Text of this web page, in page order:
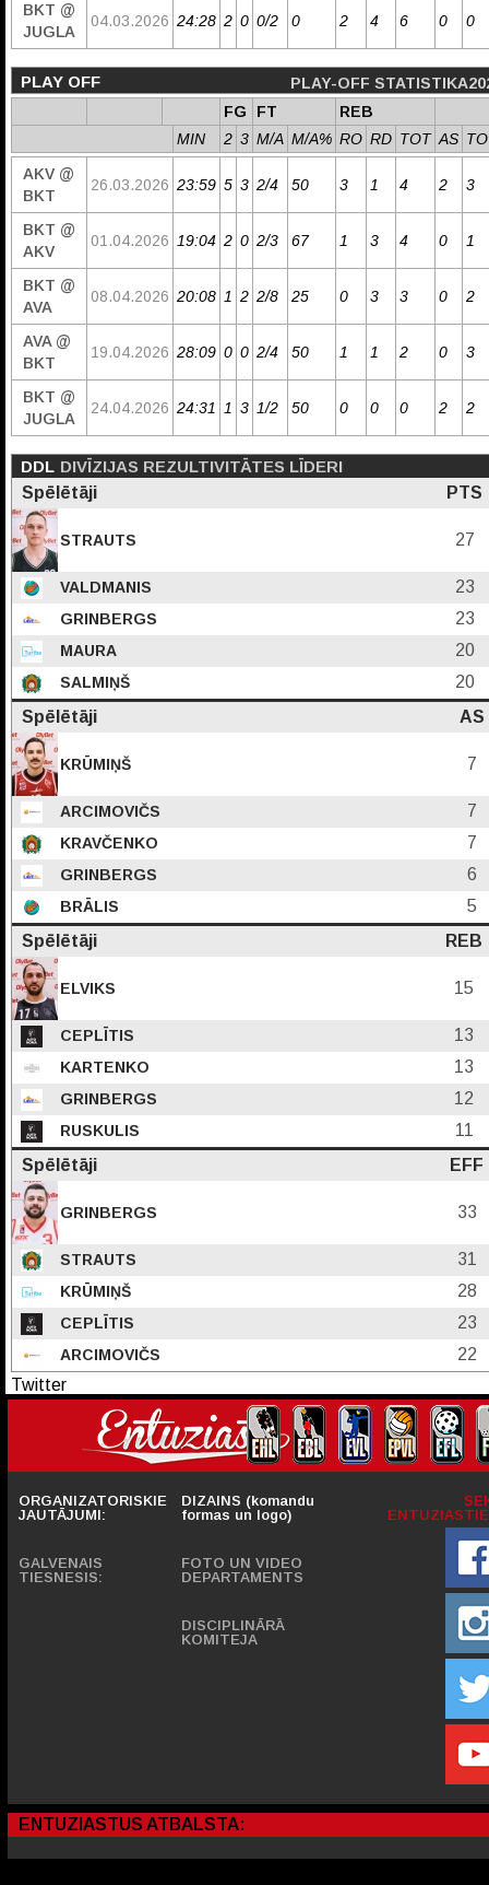
BKT @
JUGLA
04.03.2026 24:28 2 0 0/2 0 2 4 6 0 0
PLAY OFF
PLAY-OFF
FG
FT
REB
MIN
2 3 M/A M/A% RO RD TOT AS TO
AKV @
BKT
26.03.2026 23:59 5 3 2/4 50 3 1 4 2 3
BKT @
AKV
01.04.2026 19:04 2 0 2/3 67 1 3 4 0 1
BKT @
AVA
08.04.2026 20:08 1 2 2/8 25 0 3 3 0 2
AVA @
BKT
19.04.2026 28:09 0 0 2/4 50 1 1 2 0 3
BKT @
JUGLA
24.04.2026 24:31 1 3 1/2 50 0 0 0 2 2
DDL DIVĪZIJAS REZULTIVITĀTES LĪDERI
Spēlētāji
PTS
STRAUTS 27
VALDMANIS 23
GRINBERGS 23
MAURA 20
SALMIŅŠ
20
Spēlētāji
AS
KRŪMIŅŠ 7
ARCIMOVIČS 7
KRAVČENKO 7
GRINBERGS 6
BRĀLIS
5
Spēlētāji
REB
ELVIKS 15
CEPLĪTIS 13
KARTENKO 13
GRINBERGS 12
RUSKULIS
11
Spēlētāji
EFF
GRINBERGS 33
STRAUTS 31
KRŪMIŅŠ 28
CEPLĪTIS 23
ARCIMOVIČS
22
Twitter
ORGANIZATORISKIE
JAUTĀJUMI:
GALVENAIS
TIESNESIS:
DIZAINS (komandu
formas un logo)
FOTO UN VIDEO
DEPARTAMENTS
DISCIPLINĀRĀ
KOMITEJA
ENTUZIASTUS ATBALSTA: